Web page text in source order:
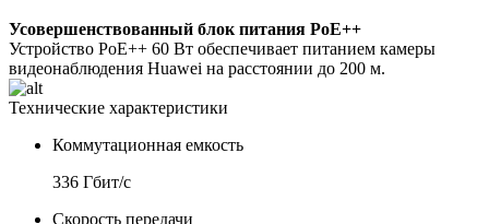
Усовершенствованный блок питания PoE++
Устройство PoE++ 60 Вт обеспечивает питанием камеры
видеонаблюдения Huawei на расстоянии до 200 м.
Технические характеристики
Коммутационная емкость
336 Гбит/с
Скорость передачи